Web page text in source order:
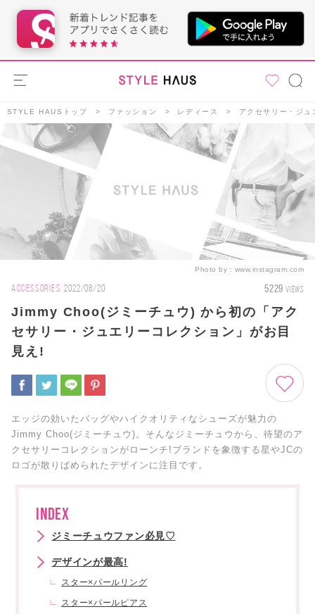
STYLE HAUSトップ ファッション レディース アクセサリー・ジュ
Photo by： www.instagram.com
ACCESSORIES 2022/08/20 5229 VIEWS
Jimmy Choo(ジミーチュウ) から初の「アク
セサリー・ジュエリーコレクション」がお目
見え!
エッジの効いたバッグやハイクオリティなシューズが魅力の
Jimmy Choo(ジミーチュウ)。そんなジミーチュウから、待望のア
クセサリーコレクションがローンチ!ブランドを象徴する星やJCの
ロゴが散りばめられたデザインに注目です。
INDEX
ジミーチュウファン必見♡
デザインが最高!
スター×パールリング
スター×パールピアス